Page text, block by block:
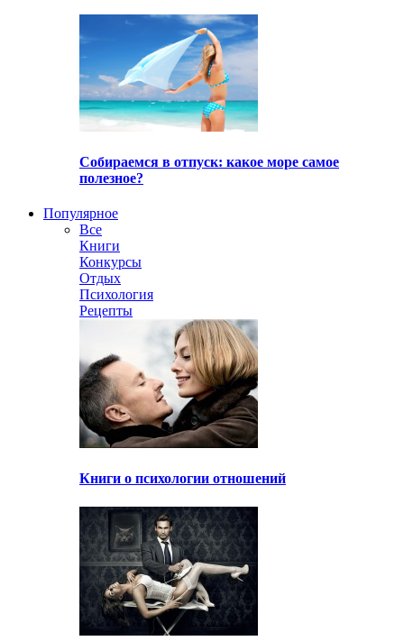
Собираемся в отпуск: какое море самое
полезное?
Популярное
Все
Книги
Конкурсы
Отдых
Психология
Рецепты
Книги о психологии отношений